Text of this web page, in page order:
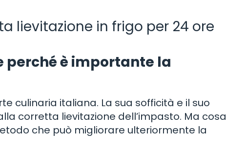
lievitazione in frigo per 24 ore
perché è importante la
culinaria italiana. La sua sofficità e il suo
corretta lievitazione dell’impasto. Ma cosa
che può migliorare ulteriormente la